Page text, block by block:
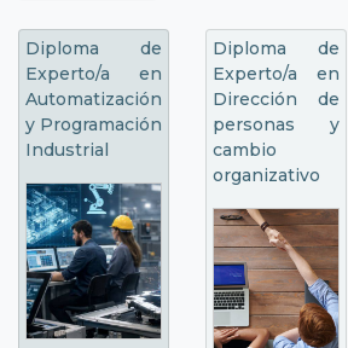
Diploma de
Experto/a en
Automatización
y Programación
Industrial
Diploma de
Experto/a en
Dirección de
personas y
cambio
organizativo